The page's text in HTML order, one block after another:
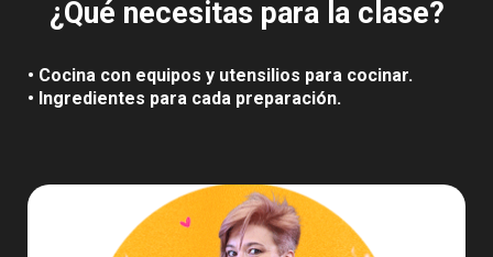
¿Qué necesitas para la clase?
• Cocina con equipos y utensilios para cocinar.
• Ingredientes para cada preparación.